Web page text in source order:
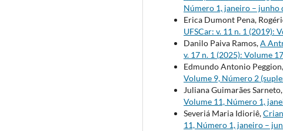
Número 1, janeiro – junho
Erica Dumont Pena,
UFSCar: v. 11 n. 1 (2019):
Danilo Paiva Ramos,A
v. 17 n. 1 (2025): Volume
Edmundo Antonio Peggion,
Volume 9, Número 2
Juliana Guimarães
Volume 11, Número 1,
Severiá Maria Idioriê,
11, Número 1, janeiro –